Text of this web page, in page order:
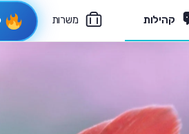
קהילות משרות